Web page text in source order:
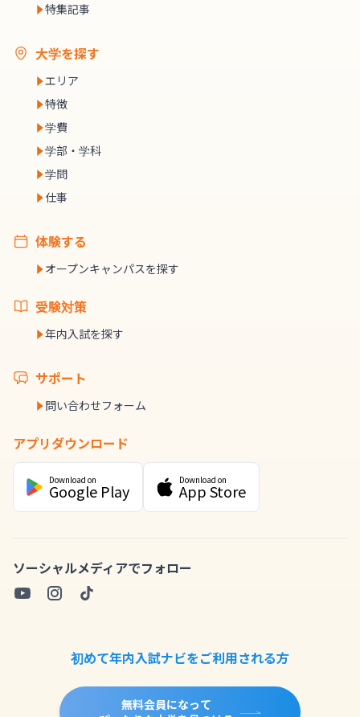
特集記事
大学を探す
エリア
特徴
学費
学部・学科
学問
仕事
体験する
オープンキャンパスを探す
受験対策
年内入試を探す
サポート
問い合わせフォーム
アプリダウンロード
Download on
Google Play
Download on
App Store
ソーシャルメディアでフォロー
初めて年内入試ナビをご利用される方
無料会員になって